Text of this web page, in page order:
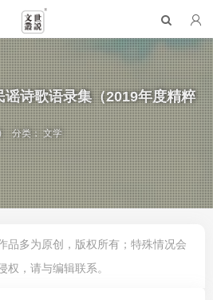
谣诗歌语录集（2019年度精粹
分类：文学
品多为原创，版权所有；特殊情况会
权，请与编辑联系。